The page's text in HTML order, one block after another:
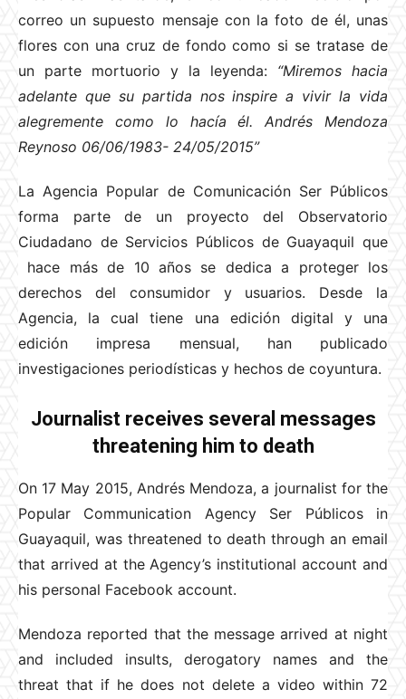
correo un supuesto mensaje con la foto de él, unas
flores con una cruz de fondo como si se tratase de
un parte mortuorio y la leyenda: “Miremos hacia
adelante que su partida nos inspire a vivir la vida
alegremente como lo hacía él. Andrés Mendoza
Reynoso 06/06/1983- 24/05/2015”
La Agencia Popular de Comunicación Ser Públicos
forma parte de un proyecto del Observatorio
Ciudadano de Servicios Públicos de Guayaquil que
hace más de 10 años se dedica a proteger los
derechos del consumidor y usuarios. Desde la
Agencia, la cual tiene una edición digital y una
edición impresa mensual, han publicado
investigaciones periodísticas y hechos de coyuntura.
Journalist receives several messages
threatening him to death
On 17 May 2015, Andrés Mendoza, a journalist for the
Popular Communication Agency Ser Públicos in
Guayaquil, was threatened to death through an email
that arrived at the Agency’s institutional account and
his personal Facebook account.
Mendoza reported that the message arrived at night
and included insults, derogatory names and the
threat that if he does not delete a video within 72